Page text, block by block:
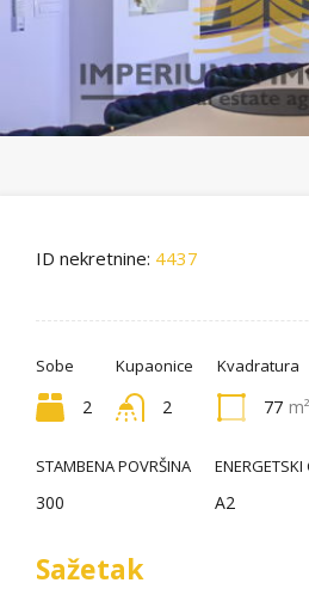
ID nekretnine: 4437
Sobe
2
Kupaonice
2
Kvadratura
77 m²
STAMBENA POVRŠINA
300
ENERGETSKI
A2
Sažetak